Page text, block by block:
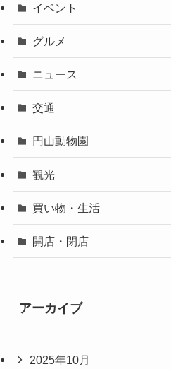
イベント
グルメ
ニュース
交通
円山動物園
観光
買い物・生活
開店・閉店
アーカイブ
2025年10月